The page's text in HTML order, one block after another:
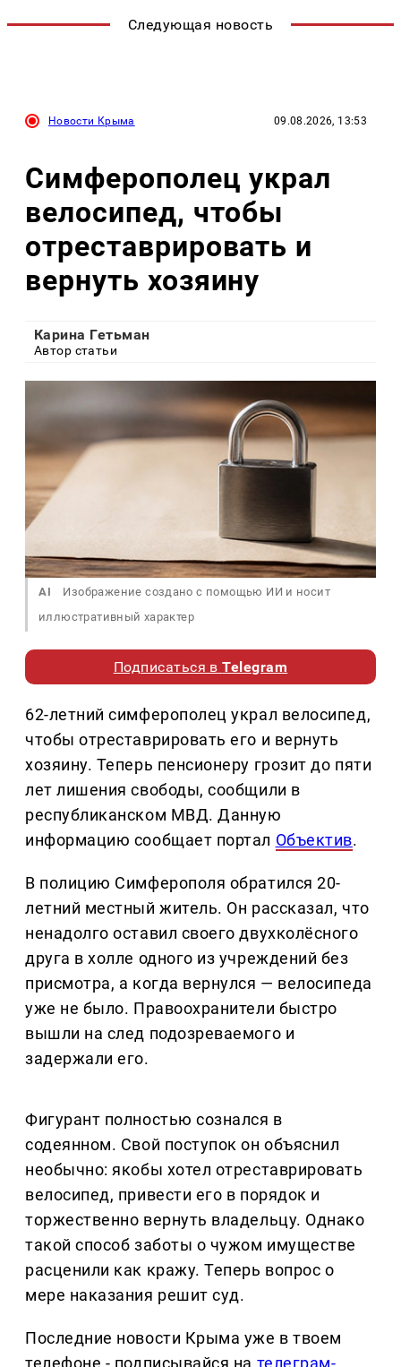
Следующая новость
Новости Крыма 09.08.2026, 13:53
Симферополец украл
велосипед, чтобы
отреставрировать и
вернуть хозяину
Карина Гетьман
Автор статьи
AI
Изображение создано с помощью ИИ и носит
иллюстративный характер
Подписаться вTelegram
62-летний симферополец украл велосипед,
чтобы отреставрировать его и вернуть
хозяину. Теперь пенсионеру грозит до пяти
лет лишения свободы, сообщили в
республиканском МВД. Данную
информацию сообщает портал Объектив.
В полицию Симферополя обратился 20-
летний местный житель. Он рассказал, что
ненадолго оставил своего двухколёсного
друга в холле одного из учреждений без
присмотра, а когда вернулся — велосипеда
уже не было. Правоохранители быстро
вышли на след подозреваемого и
задержали его.
Фигурант полностью сознался в
содеянном. Свой поступок он объяснил
необычно: якобы хотел отреставрировать
велосипед, привести его в порядок и
торжественно вернуть владельцу. Однако
такой способ заботы о чужом имуществе
расценили как кражу. Теперь вопрос о
мере наказания решит суд.
Последние новости Крыма уже в твоем